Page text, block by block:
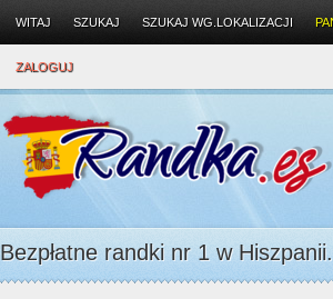
WITAJ SZUKAJ SZUKAJ WG.LOKALIZACJI
ZALOGUJ
Bezpłatne randki nr 1 w